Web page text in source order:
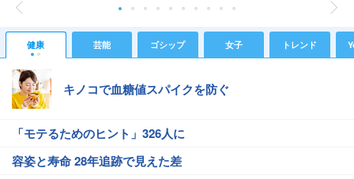
健康 芸能 ゴシップ 女子 トレンド
キノコで血糖値スパイクを防ぐ
「モテるためのヒント」326人に
容姿と寿命 28年追跡で見えた差